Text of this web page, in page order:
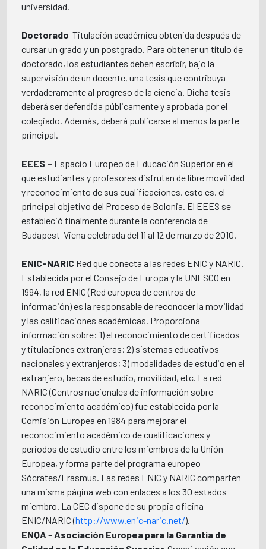
universidad.
Doctorado  Titulación académica obtenida después de
cursar un grado y un postgrado. Para obtener un título de
doctorado, los estudiantes deben escribir, bajo la
supervisión de un docente, una tesis que contribuya
verdaderamente al progreso de la ciencia. Dicha tesis
deberá ser defendida públicamente y aprobada por el
colegiado. Además, deberá publicarse al menos la parte
principal.
EEES – Espacio Europeo de Educación Superior en el
que estudiantes y profesores disfrutan de libre movilidad
y reconocimiento de sus cualificaciones, esto es, el
principal objetivo del Proceso de Bolonia. El EEES se
estableció finalmente durante la conferencia de
Budapest-Viena celebrada del 11 al 12 de marzo de 2010.
ENIC-NARIC  Red que conecta a las redes ENIC y NARIC.
Establecida por el Consejo de Europa y la UNESCO en
1994, la red ENIC (Red europea de centros de
información) es la responsable de reconocer la movilidad
y las calificaciones académicas. Proporciona
información sobre: 1) el reconocimiento de certificados
y titulaciones extranjeras; 2) sistemas educativos
nacionales y extranjeros; 3) modalidades de estudio en el
extranjero, becas de estudio, movilidad, etc. La red
NARIC (Centros nacionales de información sobre
reconocimiento académico) fue establecida por la
Comisión Europea en 1984 para mejorar el
reconocimiento académico de cualificaciones y
periodos de estudio entre los miembros de la Unión
Europea, y forma parte del programa europeo
Sócrates/Erasmus. Las redes ENIC y NARIC comparten
una misma página web con enlaces a los 30 estados
miembro. La CEC dispone de su propia oficina
ENIC/NARIC (http://www.enic-naric.net/).
ENQA –Asociación Europea para la Garantía de